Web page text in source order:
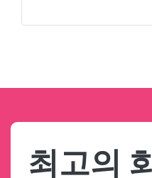
최고의